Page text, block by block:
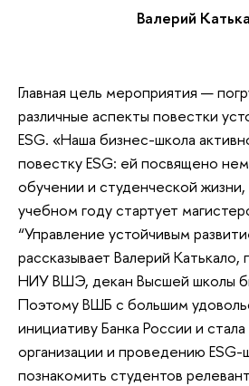
Валерий
Главная цель мероприятия —
различные аспекты повестки
ESG. «Наша бизнес-школа
повестку ESG: ей посвящено
обучении и студенческой
учебном году стартует
“Управление устойчивым
рассказывает Валерий
НИУ ВШЭ, декан Высшей школы
Поэтому ВШБ с большим
инициативу Банка России и
организации и проведению
познакомить студентов